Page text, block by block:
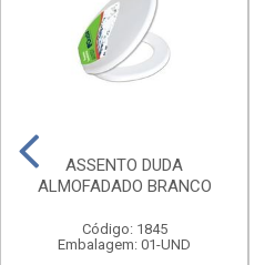
ASSENTO DUDA
ALMOFADADO BRANCO
Código: 1845
Embalagem: 01-UND